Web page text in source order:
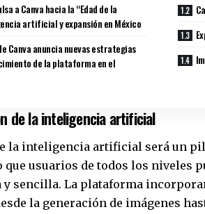
a Canva hacia la “Edad de la
artificial y expansión en México
Canva anuncia nuevas estrategias
de la plataforma en el
de la inteligencia artificial
la inteligencia artificial será un
que usuarios de todos los niveles
y sencilla. La plataforma
la generación de imágenes